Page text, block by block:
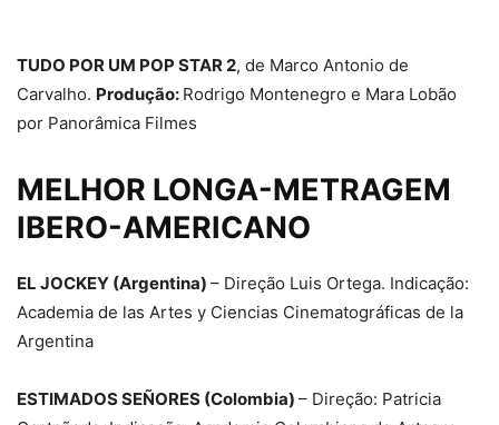
TUDO POR UM POP STAR 2, de Marco Antonio de
Carvalho. Produção: Rodrigo Montenegro e Mara Lobão
por Panorâmica Filmes
MELHOR LONGA-METRAGEM
IBERO-AMERICANO
EL JOCKEY (Argentina) – Direção Luis Ortega. Indicação:
Academia de las Artes y Ciencias Cinematográficas de la
Argentina
ESTIMADOS SEÑORES (Colombia) – Direção: Patricia